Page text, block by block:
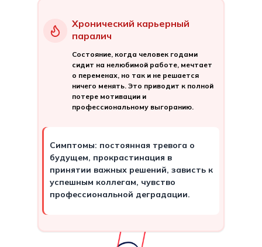
Хронический карьерный
паралич
Состояние, когда человек годами
сидит на нелюбимой работе, мечтает
о переменах, но так и не решается
ничего менять. Это приводит к полной
потере мотивации и
профессиональному выгоранию.
Симптомы: постоянная тревога о
будущем, прокрастинация в
принятии важных решений, зависть к
успешным коллегам, чувство
профессиональной деградации.